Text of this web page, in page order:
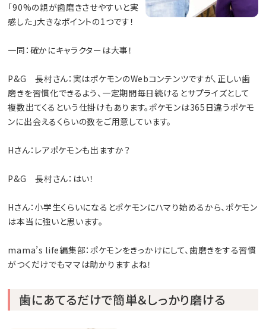
「90%の親が歯磨きさせやすいと実
感した」大きなポイントの1つです！
一同：確かにキャラクターは大事！
P&G 長村さん：実はポケモンのWebコンテンツですが、正しい歯
磨きを習慣化できるよう、一定期間毎日続けるとサプライズとして
複数出てくるという仕掛けもあります。ポケモンは365日違うポケモ
ンに出会えるくらいの数をご用意しています。
Hさん：レアポケモンも出ますか？
P&G 長村さん：はい！
Hさん：小学生くらいになるとポケモンにハマり始めるから、ポケモン
は本当に強いと思います。
mama’s life編集部：ポケモンをきっかけにして、歯磨きをする習慣
がつくだけでもママは助かりますよね！
歯にあてるだけで簡単＆しっかり磨ける